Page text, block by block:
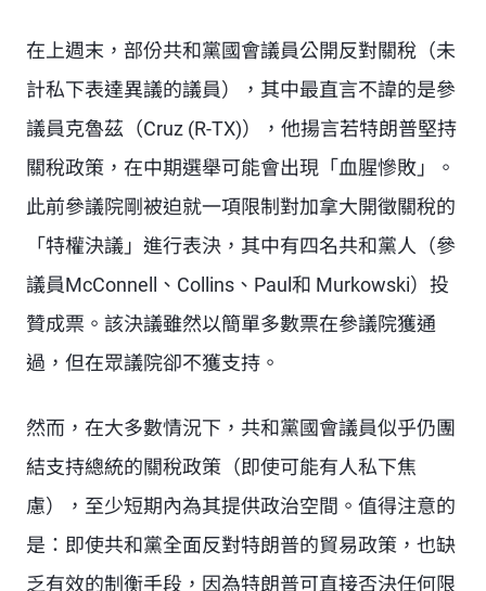
在上週末，部份共和黨國會議員公開反對關稅（未
計私下表達異議的議員），其中最直言不諱的是參
議員克魯茲（Cruz (R-TX)），他揚言若特朗普堅持
關稅政策，在中期選舉可能會出現「血腥慘敗」。
此前參議院剛被迫就一項限制對加拿大開徵關稅的
「特權決議」進行表決，其中有四名共和黨人（參
議員McConnell、Collins、Paul和 Murkowski）投
贊成票。該決議雖然以簡單多數票在參議院獲通
過，但在眾議院卻不獲支持。
然而，在大多數情況下，共和黨國會議員似乎仍團
結支持總統的關稅政策（即使可能有人私下焦
慮），至少短期內為其提供政治空間。值得注意的
是：即使共和黨全面反對特朗普的貿易政策，也缺
乏有效的制衡手段，因為特朗普可直接否決任何限